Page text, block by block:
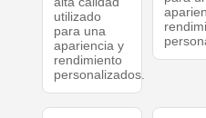
utilizado
para una
apariencia y
rendimiento
personalizados.